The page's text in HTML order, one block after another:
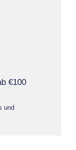
€100
und